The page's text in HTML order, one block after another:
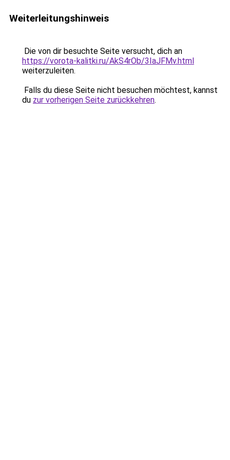
Weiterleitungshinweis
Die von dir besuchte Seite versucht, dich an
https://vorota-kalitki.ru/AkS4rOb/3IaJFMv.html
weiterzuleiten.
Falls du diese Seite nicht besuchen möchtest, kannst
du zur vorherigen Seite zurückkehren.